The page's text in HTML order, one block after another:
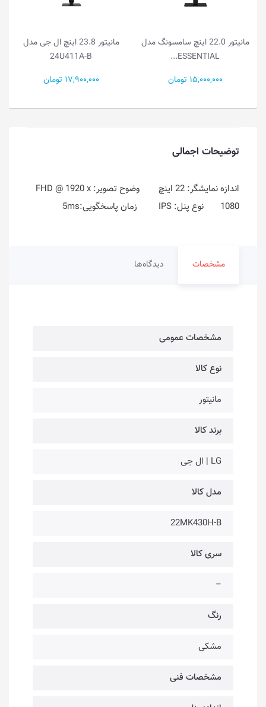
مانیتور 22.0 اینچ سامسونگ مدل
ESSENTIAL...
15,000,000 تومان
مانیتور 23.8 اینچ ال جی مدل
24U411A-B
17,900,000 تومان
توضیحات اجمالی
اندازه نمایشگر: 22 اینچ وضوح تصویر: FHD @ 1920 x
1080 نوع پنل: IPS زمان پاسخگویی:5ms
مشخصات دیدگاه‌ها
مشخصات عمومی
نوع کالا
مانیتور
برند کالا
LG | ال جی
مدل کالا
22MK430H-B
سری کالا
–
رنگ
مشکی
مشخصات فنی